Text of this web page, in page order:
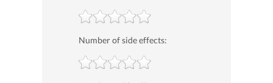
Number of side effects: